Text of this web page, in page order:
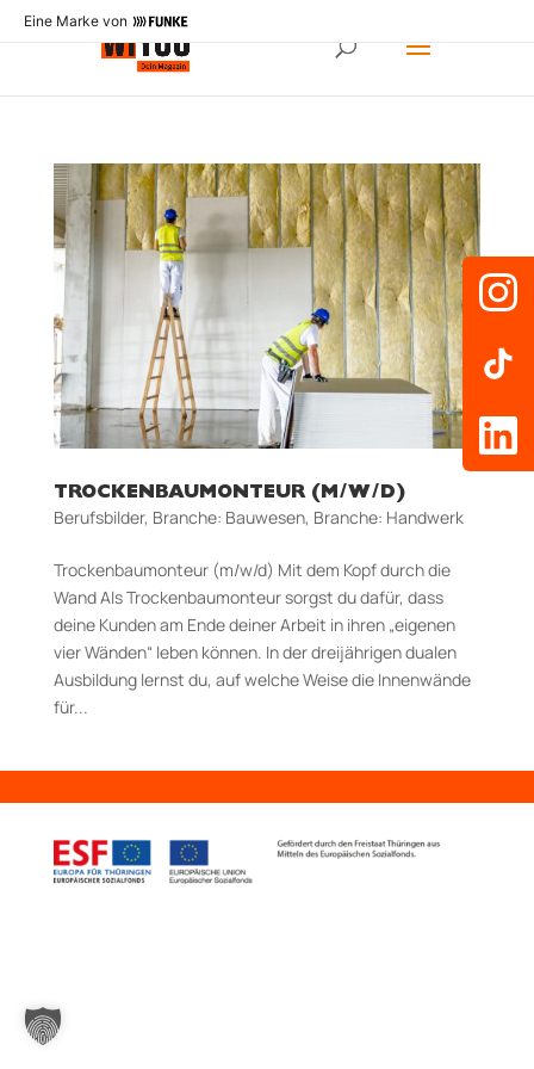
Eine Marke von
TROCKENBAUMONTEUR (M/W/D)
Berufsbilder, Branche: Bauwesen, Branche: Handwerk
Trockenbaumonteur (m/w/d) Mit dem Kopf durch die
Wand Als Trockenbaumonteur sorgst du dafür, dass
deine Kunden am Ende deiner Arbeit in ihren „eigenen
vier Wänden“ leben können. In der dreijährigen dualen
Ausbildung lernst du, auf welche Weise die Innenwände
für...